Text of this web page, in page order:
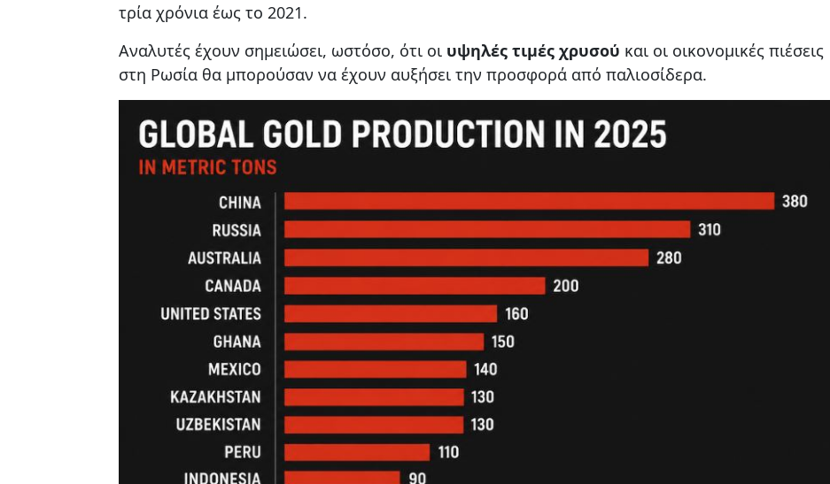
τρία χρόνια έως το 2021.
Αναλυτές έχουν σημειώσει, ωστόσο, ότι οι υψηλές τιμές χρυσού και οι οικονομικές πιέσεις
στη Ρωσία θα μπορούσαν να έχουν αυξήσει την προσφορά από παλιοσίδερα.